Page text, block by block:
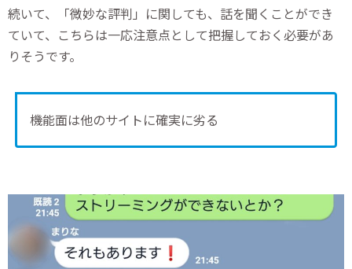
続いて、「微妙な評判」に関しても、話を聞くことができ
ていて、こちらは一応注意点として把握しておく必要があ
りそうです。
機能面は他のサイトに確実に劣る